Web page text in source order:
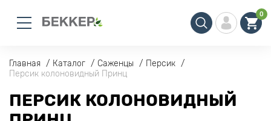
0
Главная Каталог Саженцы
Персик
Персик колоновидный Принц
ПЕРСИК КОЛОНОВИДНЫЙ